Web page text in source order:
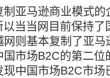
制亚马逊商业模式
当当网目前保持
则基本复制了亚
市场B2C的第二
现中国市场B2C市